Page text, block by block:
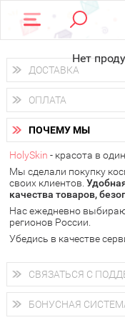
Нет
ДОСТАВКА
Доставка
Вы можете выбрать
получить заказ в
самовывоза.
В 20 городах России
следующий день.
у Вас всегда есть
доставку от
подробнее об
ОПЛАТА
Вы можете оплатить
наличными деньгами (
через интернет-
электронными
ПОЧЕМУ МЫ
HolySkin - красота в
Мы сделали покупку
своих клиентов.
качества товаров,
Нас ежедневно
регионов России.
Убедись в качестве
СВЯЗАТЬСЯ С
+7 (800) 707-24-55
Мы будем рады
магазина,
БОНУСНАЯ